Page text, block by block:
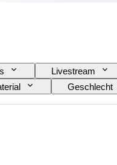
Livestream
Geschlecht
Epoche Muster